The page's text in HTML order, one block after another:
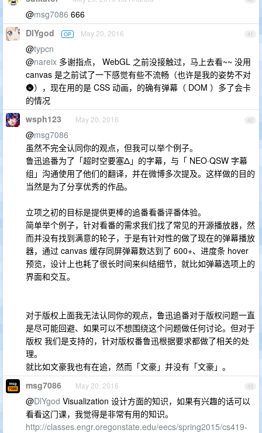
@msg7086 666
41
DlYgod OP May 20, 2016
@typcn
@nareix 多谢指点， WebGL 之前没接触过，马上去看~~ 没用
canvas 是之前试了一下感觉有些不流畅（也许是我的姿势不对
🌚），现在用的是 CSS 动画，的确有弹幕（ DOM ）多了会卡
的情况
42
wsph123 May 20, 2016
@msg7086
虽然不完全认同你的观点，但我可以举个例子。
鲁迅追番为了「超时空要塞Δ」的字幕，与「 NEO·QSW 字幕
组」沟通使用了他们的翻译，并在微博多次提及。这样做的目的
当然是为了分享优秀的作品。
立项之初的目标是提供更棒的追番看番评番体验。
简单举个例子，针对看番的需求我们找了常见的开源播放器，然
而并没有找到满意的轮子，于是有针对性的做了现在的弹幕播放
器，通过 canvas 缓存同屏弹幕数达到了 600+、进度条 hover
预览，设计上也耗了很长时间来纠结细节，就比如弹幕选项上的
界面和交互。
对于版权上面我无法认同你的观点，鲁迅追番对于版权问题一直
是尽可能回避、如果可以不想围绕这个问题做任何讨论。但对于
版权 我们是支持的，针对版权番鲁迅根据要求都做了相关的处
理。
就比如文豪我也有在追，然而「文豪」并没有「文豪」。
43
msg7086 May 20, 2016
@DlYgod Visualization 设计方面的知识，如果有兴趣的话可以
看看这门课，我觉得是非常有用的知识。
http://classes.engr.oregonstate.edu/eecs/spring2015/cs419-